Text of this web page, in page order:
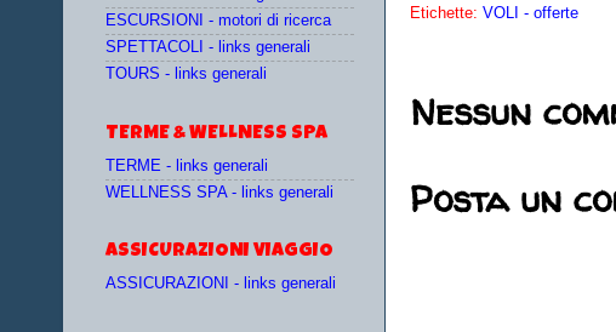
Etichette: VOLI - offerte
Nessun
Posta un
ESCURSIONI - motori di ricerca
SPETTACOLI - links generali
TOURS - links generali
TERME & WELLNESS SPA
TERME - links generali
WELLNESS SPA - links generali
ASSICURAZIONI VIAGGIO
ASSICURAZIONI - links generali